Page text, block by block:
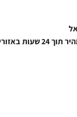
נבחרים